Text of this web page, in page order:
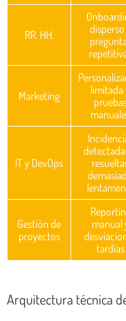
RR. HH.
Marketing
limitada
IT y DevOps
Gestión de
proyectos
manual
tardías
Arquitectura técnica